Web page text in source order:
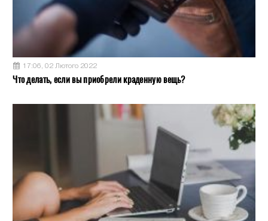
17:06, 02 Лютого 2022
Что делать, если вы приобрели краденную вещь?